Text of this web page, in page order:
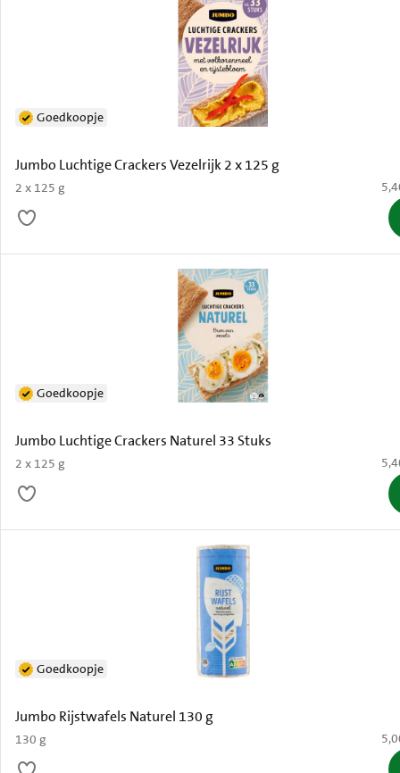
Jumbo Luchtige Crackers Vezelrijk 2 x 125 g
2 x 125 g
Goedkoopje
€
Jumbo Luchtige Crackers Naturel 33 Stuks
2 x 125 g
Goedkoopje
€
Jumbo Rijstwafels Naturel 130 g
130 g
Goedkoopje
€